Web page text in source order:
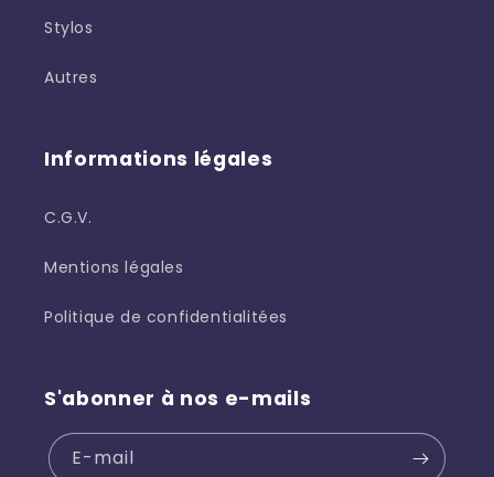
Stylos
Autres
Informations légales
C.G.V.
Mentions légales
Politique de confidentialitées
S'abonner à nos e-mails
E-mail